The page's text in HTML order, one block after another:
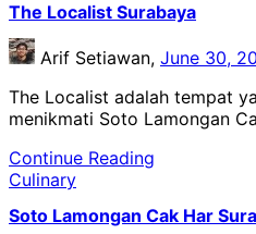
The Localist Surabaya
Arif Setiawan, June 30,
The Localist adalah tempat
menikmati Soto Lamongan
Continue Reading
Culinary
Soto Lamongan Cak Har